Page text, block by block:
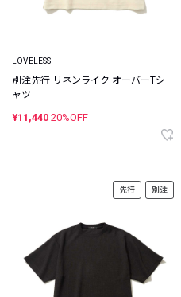
LOVELESS
別注先行 リネンライク オーバーTシ
ャツ
¥11,440 20%OFF
先行 別注